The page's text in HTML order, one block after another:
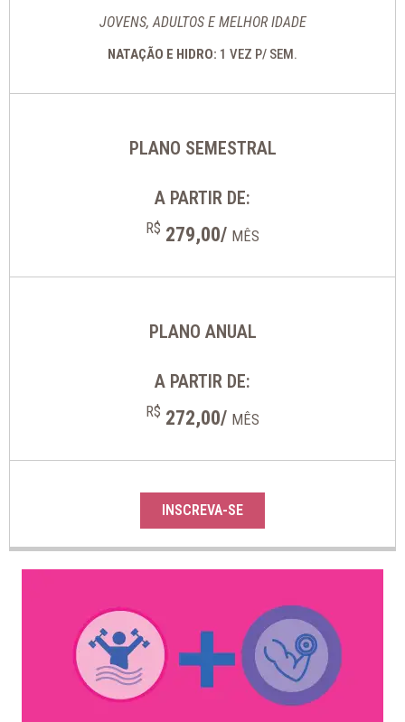
JOVENS, ADULTOS E MELHOR IDADE
NATAÇÃO E HIDRO: 1 VEZ P/ SEM.
PLANO SEMESTRAL
A PARTIR DE:
R$ 279,00/ MÊS
PLANO ANUAL
A PARTIR DE:
R$ 272,00/ MÊS
INSCREVA-SE